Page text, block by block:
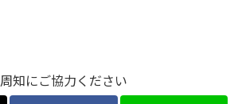
周知にご協力ください